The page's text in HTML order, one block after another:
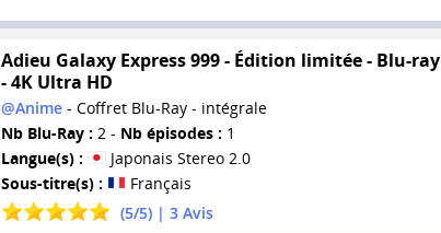
Adieu Galaxy Express 999 - Édition limitée - Blu-ray
- 4K Ultra HD
@Anime- Coffret Blu-Ray - intégrale
Nb Blu-Ray : 2 - Nb épisodes : 1
Langue(s) :
Japonais Stereo 2.0
Sous-titre(s) :
Français
(5/5) | 3Avis